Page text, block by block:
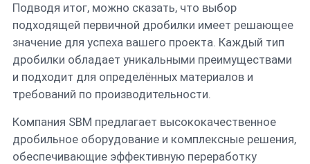
Подводя итог, можно сказать, что выбор
подходящей первичной дробилки имеет решающее
значение для успеха вашего проекта. Каждый тип
дробилки обладает уникальными преимуществами
и подходит для определённых материалов и
требований по производительности.
Компания SBM предлагает высококачественное
дробильное оборудование и комплексные решения,
обеспечивающие эффективную переработку